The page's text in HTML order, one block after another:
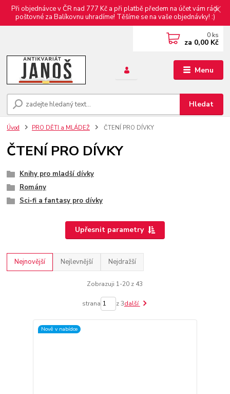
Při objednávce v ČR nad 777 Kč a při platbě předem na účet vám rádi
poštovné za Balíkovnu uhradíme! Těšíme se na vaše objednávky! :)
Menu
Hledat
0 ks
za 0,00 Kč
Úvod PRO DĚTI a MLÁDEŽ ČTENÍ PRO DÍVKY
ČTENÍ PRO DÍVKY
Knihy pro mladší dívky
Romány
Sci-fi a fantasy pro dívky
Upřesnit parametry
Nejnovější Nejlevnější Nejdražší
Zobrazuji 1-20 z 43
strana z 3další
Nově v nabídce